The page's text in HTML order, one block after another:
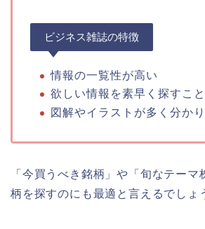
ビジネス雑誌の特徴
情報の一覧性が高い
欲しい情報を素早く探すこ
図解やイラストが多く分か
「今買うべき銘柄」や「旬なテーマ
柄を探すのにも最適と言えるでしょ